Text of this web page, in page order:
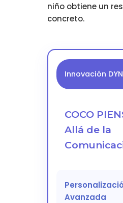
niño obtiene un
concreto.
Innovación
COCO
Allá de la
Avanzada